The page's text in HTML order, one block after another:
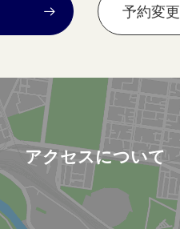
予約変更
アクセスについて